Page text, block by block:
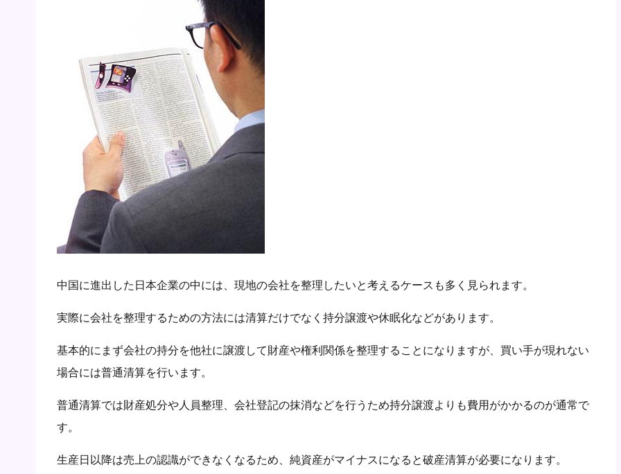
中国に進出した日本企業の中には、現地の会社を整理したいと考えるケースも多く見られます。
実際に会社を整理するための方法には清算だけでなく持分譲渡や休眠化などがあります。
基本的にまず会社の持分を他社に譲渡して財産や権利関係を整理することになりますが、買い手が現れない
場合には普通清算を行います。
普通清算では財産処分や人員整理、会社登記の抹消などを行うため持分譲渡よりも費用がかかるのが通常で
す。
生産日以降は売上の認識ができなくなるため、純資産がマイナスになると破産清算が必要になります。